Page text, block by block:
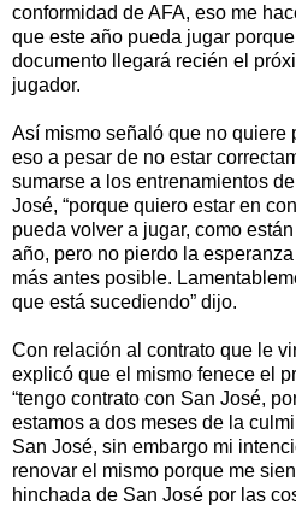
conformidad de AFA, eso me
que este año pueda jugar
documento llegará recién el
jugador.
Así mismo señaló que no quiere
eso a pesar de no estar
sumarse a los entrenamientos
José, “porque quiero estar en
pueda volver a jugar, como
año, pero no pierdo la
más antes posible.
que está sucediendo” dijo.
Con relación al contrato que le
explicó que el mismo fenece el
“tengo contrato con San José,
estamos a dos meses de la
San José, sin embargo mi
renovar el mismo porque me
hinchada de San José por las